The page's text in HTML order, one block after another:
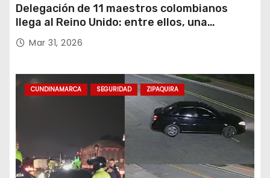
Delegación de 11 maestros colombianos
llega al Reino Unido: entre ellos, una
destacada profesora de Ubaté
Mar 31, 2026
CUNDINAMARCA SEGURIDAD ZIPAQUIRA